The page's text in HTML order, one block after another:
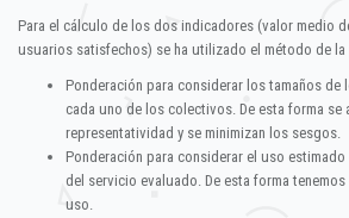
Para el cálculo de los dos indicadores (valor medio
usuarios satisfechos) se ha utilizado el método de
Ponderación para considerar los tamaños de
cada uno de los colectivos. De esta forma se
representatividad y se minimizan los sesgos.
Ponderación para considerar el uso
del servicio evaluado. De esta forma
uso.